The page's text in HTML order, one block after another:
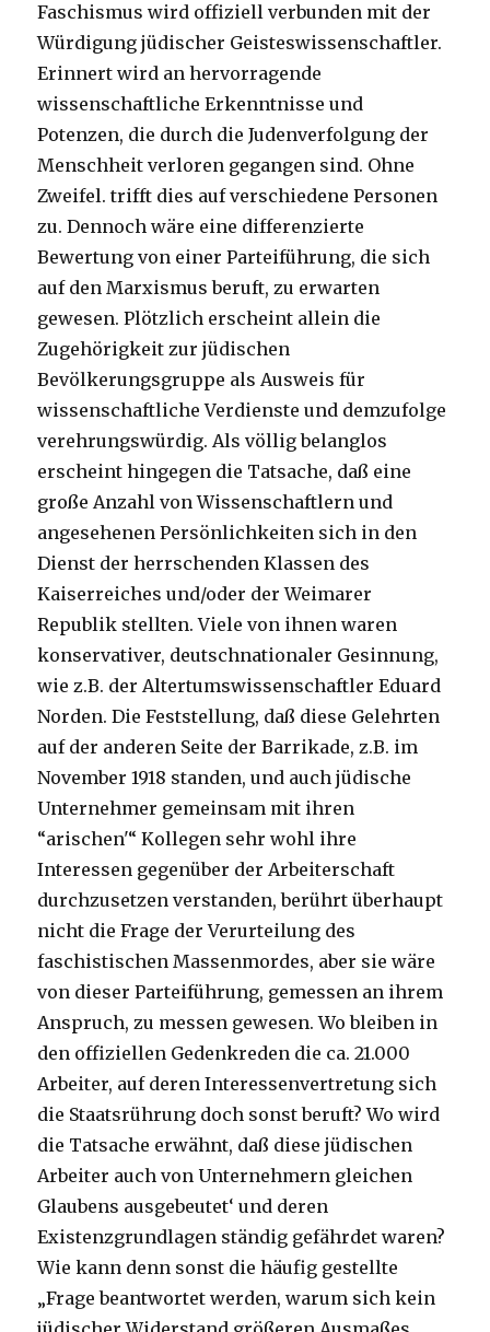
Faschismus wird offiziell verbunden mit der
Würdigung jüdischer Geisteswissenschaftler.
Erinnert wird an hervorragende
wissenschaftliche Erkenntnisse und
Potenzen, die durch die Judenverfolgung der
Menschheit verloren gegangen sind. Ohne
Zweifel. trifft dies auf verschiedene Personen
zu. Dennoch wäre eine differenzierte
Bewertung von einer Parteiführung, die sich
auf den Marxismus beruft, zu erwarten
gewesen. Plötzlich erscheint allein die
Zugehörigkeit zur jüdischen
Bevölkerungsgruppe als Ausweis für
wissenschaftliche Verdienste und demzufolge
verehrungswürdig. Als völlig belanglos
erscheint hingegen die Tatsache, daß eine
große Anzahl von Wissenschaftlern und
angesehenen Persönlichkeiten sich in den
Dienst der herrschenden Klassen des
Kaiserreiches und/oder der Weimarer
Republik stellten. Viele von ihnen waren
konservativer, deutschnationaler Gesinnung,
wie z.B. der Altertumswissenschaftler Eduard
Norden. Die Feststellung, daß diese Gelehrten
auf der anderen Seite der Barrikade, z.B. im
November 1918 standen, und auch jüdische
Unternehmer gemeinsam mit ihren
“arischen'“ Kollegen sehr wohl ihre
Interessen gegenüber der Arbeiterschaft
durchzusetzen verstanden, berührt überhaupt
nicht die Frage der Verurteilung des
faschistischen Massenmordes, aber sie wäre
von dieser Parteiführung, gemessen an ihrem
Anspruch, zu messen gewesen. Wo bleiben in
den offiziellen Gedenkreden die ca. 21.000
Arbeiter, auf deren Interessenvertretung sich
die Staatsrührung doch sonst beruft? Wo wird
die Tatsache erwähnt, daß diese jüdischen
Arbeiter auch von Unternehmern gleichen
Glaubens ausgebeutet‘ und deren
Existenzgrundlagen ständig gefährdet waren?
Wie kann denn sonst die häufig gestellte
„Frage beantwortet werden, warum sich kein